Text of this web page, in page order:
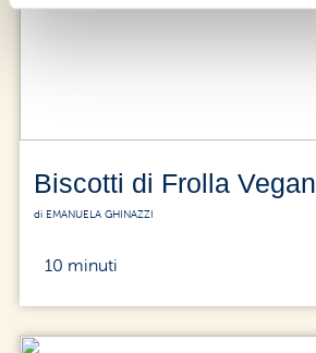
Biscotti di Frolla Vegan
di EMANUELA GHINAZZI
10 minuti